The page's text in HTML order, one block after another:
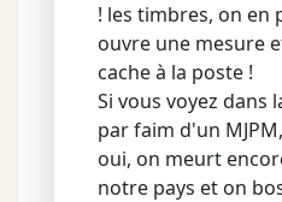
! les timbres, on en
ouvre une mesure
cache à la poste !
Si vous voyez dans
par faim d'un
oui, on meurt
notre pays et on